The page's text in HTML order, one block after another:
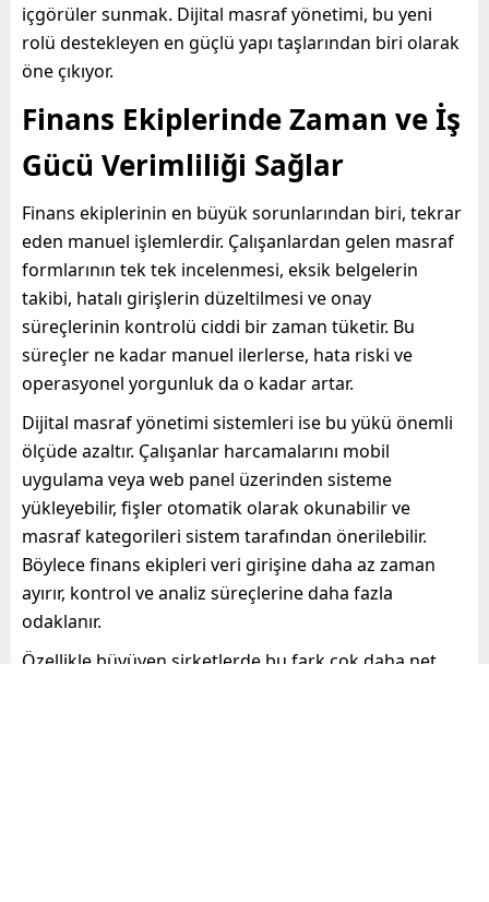
içgörüler sunmak. Dijital masraf yönetimi, bu yeni
rolü destekleyen en güçlü yapı taşlarından biri olarak
öne çıkıyor.
Finans Ekiplerinde Zaman ve İş
Gücü Verimliliği Sağlar
Finans ekiplerinin en büyük sorunlarından biri, tekrar
eden manuel işlemlerdir. Çalışanlardan gelen masraf
formlarının tek tek incelenmesi, eksik belgelerin
takibi, hatalı girişlerin düzeltilmesi ve onay
süreçlerinin kontrolü ciddi bir zaman tüketir. Bu
süreçler ne kadar manuel ilerlerse, hata riski ve
operasyonel yorgunluk da o kadar artar.
Dijital masraf yönetimi sistemleri ise bu yükü önemli
ölçüde azaltır. Çalışanlar harcamalarını mobil
uygulama veya web panel üzerinden sisteme
yükleyebilir, fişler otomatik olarak okunabilir ve
masraf kategorileri sistem tarafından önerilebilir.
Böylece finans ekipleri veri girişine daha az zaman
ayırır, kontrol ve analiz süreçlerine daha fazla
odaklanır.
Özellikle büyüyen şirketlerde bu fark çok daha net